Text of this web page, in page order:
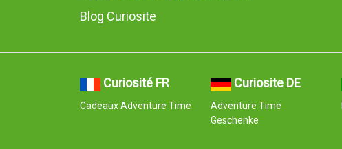
Blog Curiosite
Curiosité FR
Cadeaux Adventure Time
Curiosite DE
Adventure Time
Geschenke